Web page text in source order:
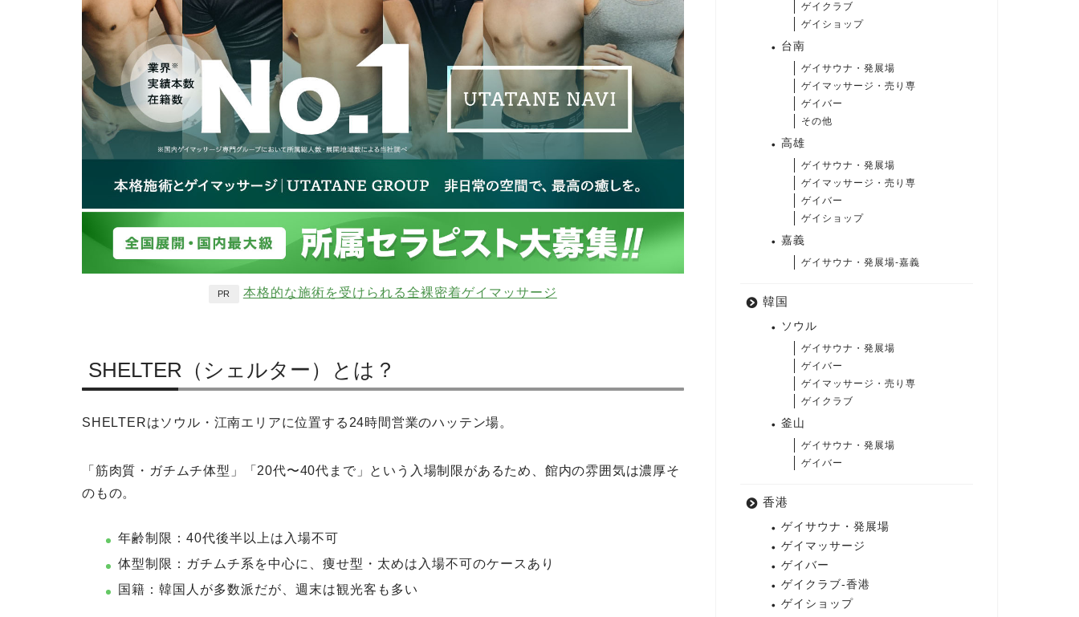
PR 本格的な施術を受けられる全裸密着ゲイマッサージ
SHELTER（シェルター）とは？
SHELTERはソウル・江南エリアに位置する24時間営業のハッテン場。
「筋肉質・ガチムチ体型」「20代〜40代まで」という入場制限があるため、館内の雰囲気は濃厚そ
のもの。
年齢制限：40代後半以上は入場不可
体型制限：ガチムチ系を中心に、痩せ型・太めは入場不可のケースあり
国籍：韓国人が多数派だが、週末は観光客も多い
ゲイクラブ
ゲイショップ
台南
ゲイサウナ・発展場
ゲイマッサージ・売り専
ゲイバー
その他
高雄
ゲイサウナ・発展場
ゲイマッサージ・売り専
ゲイバー
ゲイショップ
嘉義
ゲイサウナ・発展場-嘉義
韓国
ソウル
ゲイサウナ・発展場
ゲイバー
ゲイマッサージ・売り専
ゲイクラブ
釜山
ゲイサウナ・発展場
ゲイバー
香港
ゲイサウナ・発展場
ゲイマッサージ
ゲイバー
ゲイクラブ-香港
ゲイショップ